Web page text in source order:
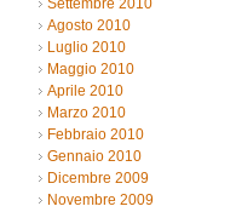
Settembre 2010
Agosto 2010
Luglio 2010
Maggio 2010
Aprile 2010
Marzo 2010
Febbraio 2010
Gennaio 2010
Dicembre 2009
Novembre 2009